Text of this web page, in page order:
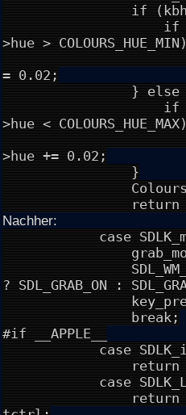
if
if
>hue >
= 0.02;
} else
if
>hue <
>hue += 0.02;
}
return
Nachher:
case
grab_mouse =
? SDL_GRAB_ON :
break;
#if __APPLE__
case
return
case
return